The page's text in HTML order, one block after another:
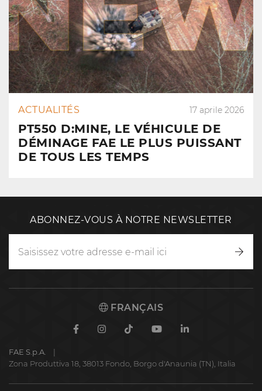
ACTUALITÉS 17 aprile 2026
PT550 D:MINE, LE VÉHICULE DE
DÉMINAGE FAE LE PLUS PUISSANT
DE TOUS LES TEMPS
ABONNEZ-VOUS À NOTRE NEWSLETTER
FRANÇAIS
FacebookInstagram
TikTokYoutubeLinkedin
FAE S.p.A.
Zona Produttiva 18, 38013 Fondo, Borgo d'Anaunia (TN), Italia